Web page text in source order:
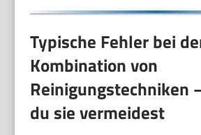
Typische Fehler bei
Kombination von
Reinigungstechniken
du sie vermeidest